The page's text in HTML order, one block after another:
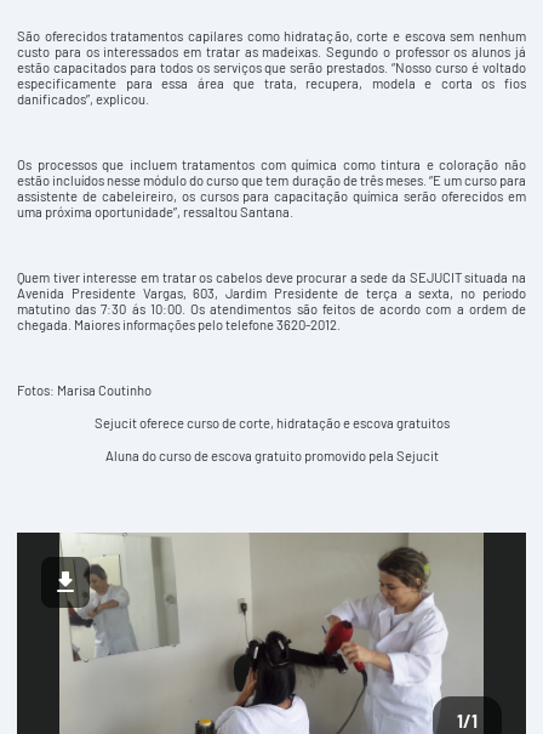
São oferecidos tratamentos capilares como hidratação, corte e escova sem nenhum
custo para os interessados em tratar as madeixas. Segundo o professor os alunos já
estão capacitados para todos os serviços que serão prestados. “Nosso curso é voltado
especificamente para essa área que trata, recupera, modela e corta os fios
danificados”, explicou.
Os processos que incluem tratamentos com química como tintura e coloração não
estão incluídos nesse módulo do curso que tem duração de três meses. “E um curso para
assistente de cabeleireiro, os cursos para capacitação química serão oferecidos em
uma próxima oportunidade”, ressaltou Santana.
Quem tiver interesse em tratar os cabelos deve procurar a sede da SEJUCIT situada na
Avenida Presidente Vargas, 603, Jardim Presidente de terça a sexta, no período
matutino das 7:30 ás 10:00. Os atendimentos são feitos de acordo com a ordem de
chegada. Maiores informações pelo telefone 3620-2012.
Fotos: Marisa Coutinho
Sejucit oferece curso de corte, hidratação e escova gratuitos
Aluna do curso de escova gratuito promovido pela Sejucit
1/1